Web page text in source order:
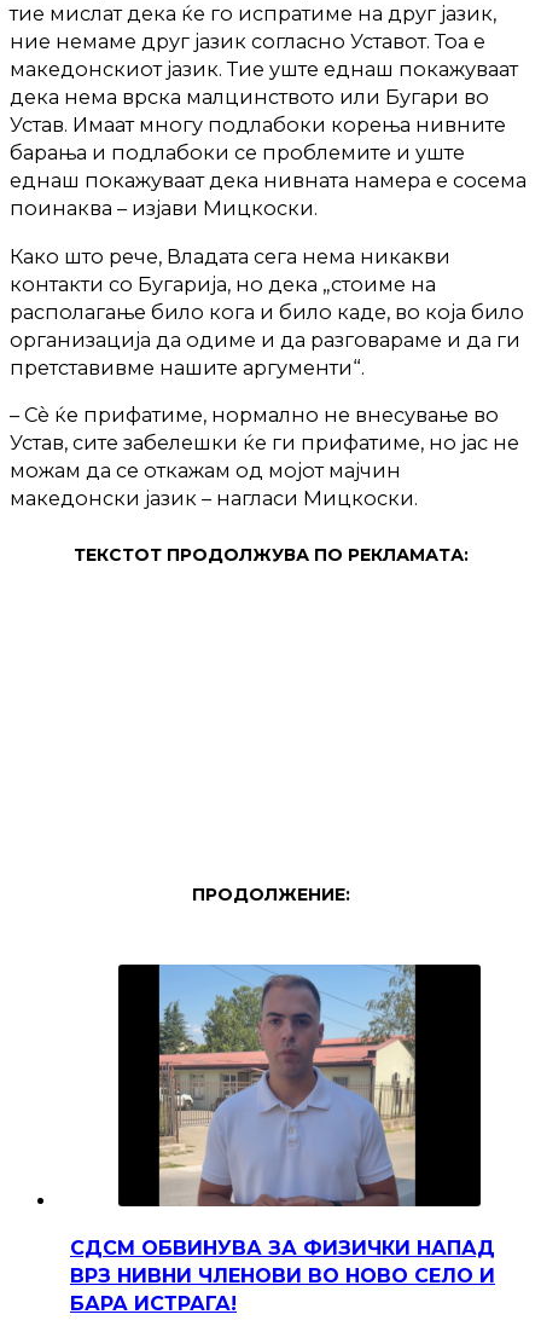
тие мислат дека ќе го испратиме на друг јазик,
ние немаме друг јазик согласно Уставот. Тоа е
македонскиот јазик. Тие уште еднаш покажуваат
дека нема врска малцинството или Бугари во
Устав. Имаат многу подлабоки корења нивните
барања и подлабоки се проблемите и уште
еднаш покажуваат дека нивната намера е сосема
поинаква – изјави Мицкоски.
Како што рече, Владата сега нема никакви
контакти со Бугарија, но дека „стоиме на
располагање било кога и било каде, во која било
организација да одиме и да разговараме и да ги
претставивме нашите аргументи“.
– Сè ќе прифатиме, нормално не внесување во
Устав, сите забелешки ќе ги прифатиме, но јас не
можам да се откажам од мојот мајчин
македонски јазик – нагласи Мицкоски.
ТЕКСТОТ ПРОДОЛЖУВА ПО РЕКЛАМАТА:
ПРОДОЛЖЕНИЕ:
СДСМ ОБВИНУВА ЗА ФИЗИЧКИ НАПАД
ВРЗ НИВНИ ЧЛЕНОВИ ВО НОВО СЕЛО И
БАРА ИСТРАГА!